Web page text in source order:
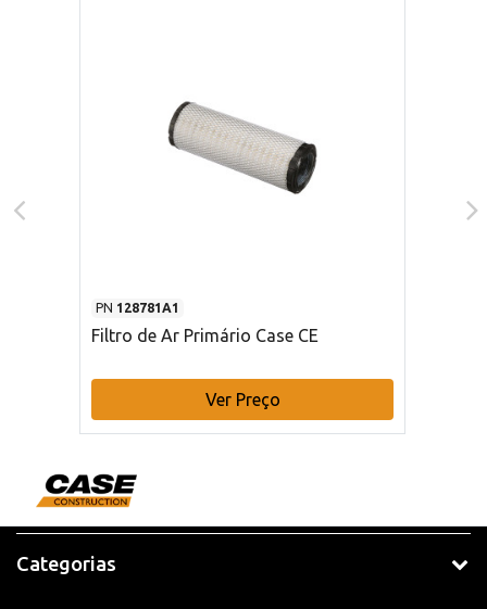
PN 128781A1
Filtro de Ar Primário Case CE
Ver Preço
Categorias